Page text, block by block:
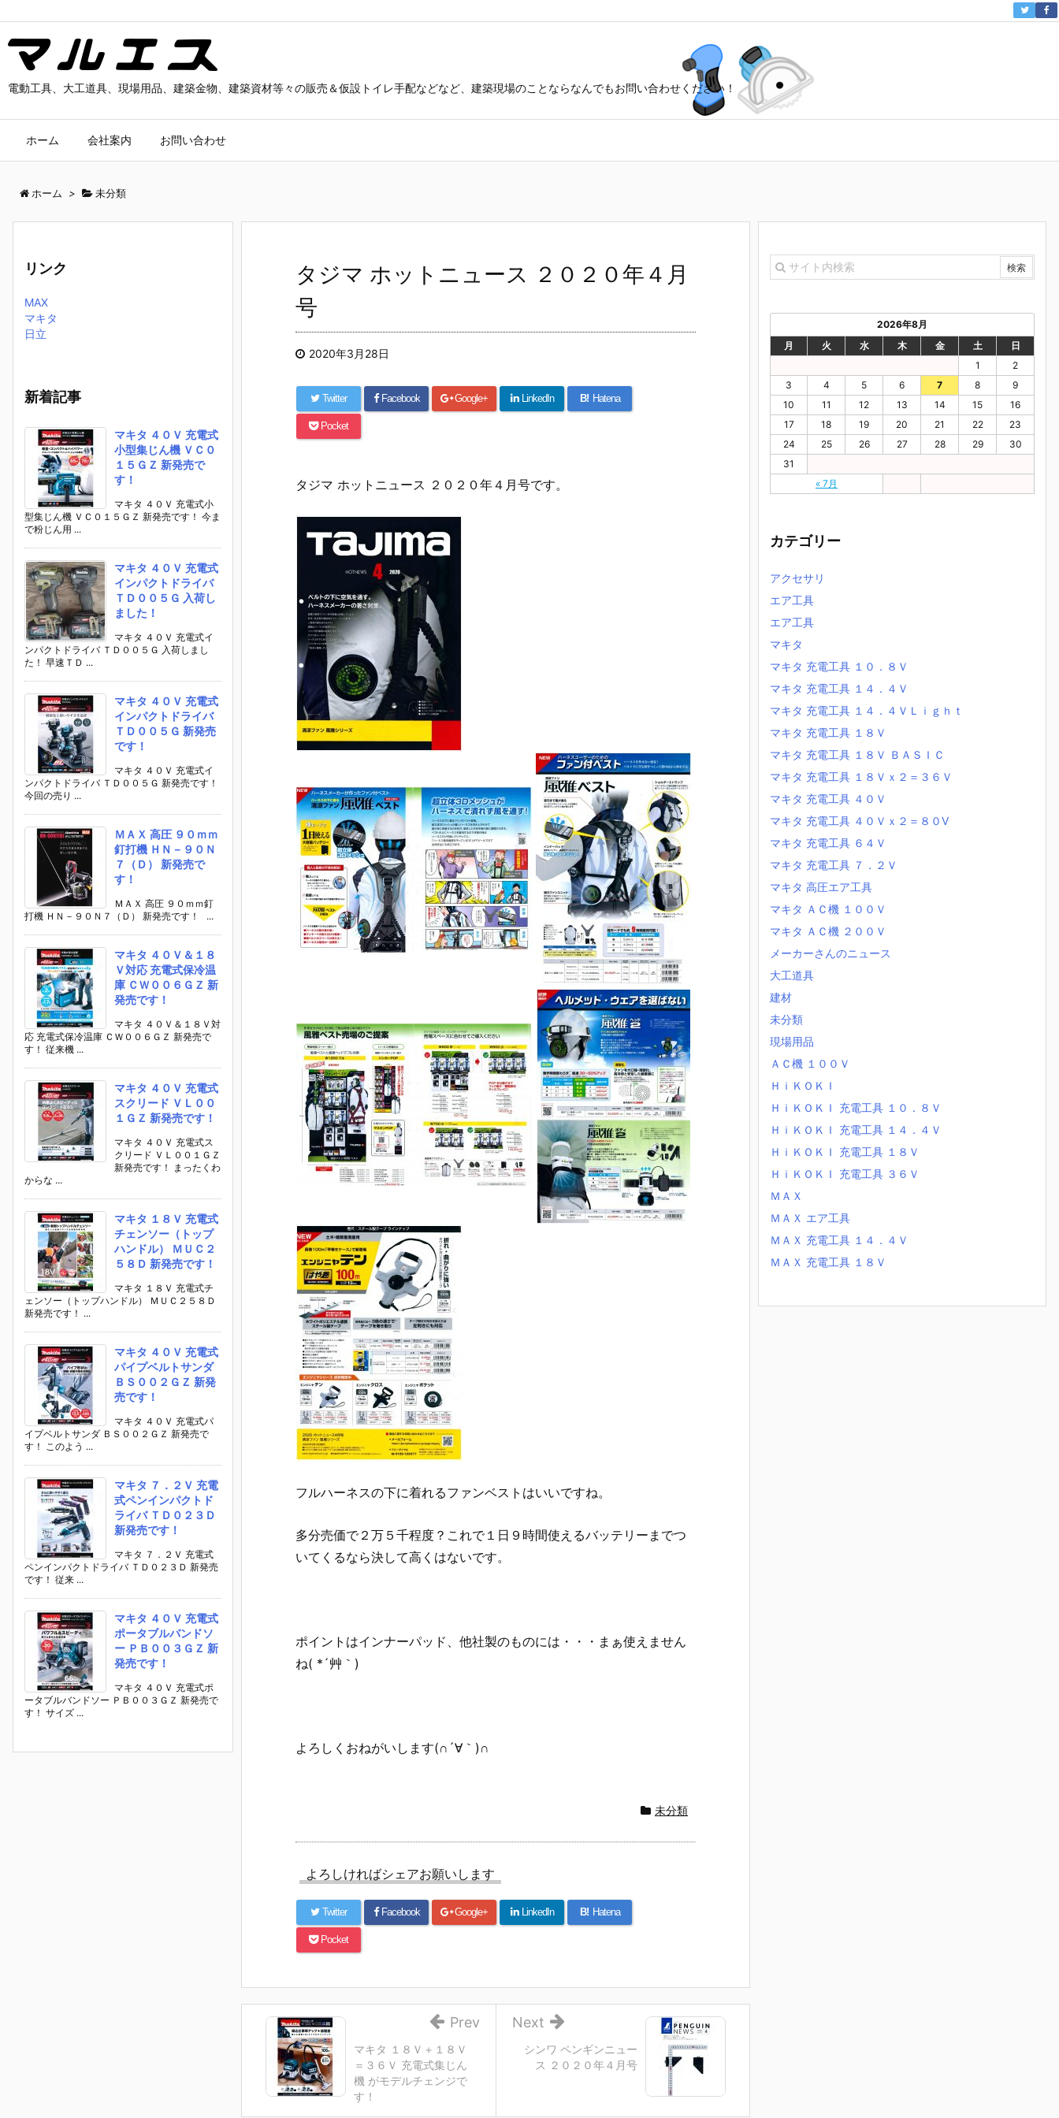
電動工具、大工道具、現場用品、建築金物、建築資材等々の販売＆仮設トイレ手配などなど、建築現場のことならなんでもお問い合わせください！
ホーム 会社案内 お問い合わせ
ホーム > 未分類
タジマ ホットニュース ２０２０年４月
号
2020年3月28日
Twitter Facebook Google+ LinkedIn B! Hatena
Pocket
タジマ ホットニュース ２０２０年４月号です。
フルハーネスの下に着れるファンベストはいいですね。
多分売価で２万５千程度？これで１日９時間使えるバッテリーまでつ
いてくるなら決して高くはないです。
ポイントはインナーパッド、他社製のものには・・・まぁ使えません
ね( *´艸｀)
よろしくおねがいします(∩´∀｀)∩
未分類
よろしければシェアお願いします
Twitter Facebook Google+ LinkedIn B! Hatena
Pocket
シンワ ペンギンニュー
ス ２０２０年４月号
Next
マキタ １８Ｖ＋１８Ｖ
＝３６Ｖ 充電式集じん
機 がモデルチェンジで
す！
Prev
リンク
MAX
マキタ
日立
新着記事
マキタ ４０Ｖ 充電式
小型集じん機 ＶＣ０
１５ＧＺ 新発売で
す！
マキタ ４０Ｖ 充電式小
型集じん機 ＶＣ０１５ＧＺ 新発売です！ 今ま
で粉じん用 ...
マキタ ４０Ｖ 充電式
インパクトドライバ
ＴＤ００５Ｇ 入荷し
ました！
マキタ ４０Ｖ 充電式イ
ンパクトドライバ ＴＤ００５Ｇ 入荷しまし
た！ 早速ＴＤ ...
マキタ ４０Ｖ 充電式
インパクトドライバ
ＴＤ００５Ｇ 新発売
です！
マキタ ４０Ｖ 充電式イ
ンパクトドライバ ＴＤ００５Ｇ 新発売です！
今回の売り ...
ＭＡＸ 高圧 ９０ｍｍ
釘打機 ＨＮ－９０Ｎ
７（Ｄ） 新発売で
す！
ＭＡＸ 高圧 ９０ｍｍ釘
打機 ＨＮ－９０Ｎ７（Ｄ） 新発売です！ ...
マキタ ４０Ｖ＆１８
Ｖ対応 充電式保冷温
庫 ＣＷ００６ＧＺ 新
発売です！
マキタ ４０Ｖ＆１８Ｖ対
応 充電式保冷温庫 ＣＷ００６ＧＺ 新発売で
す！ 従来機 ...
マキタ ４０Ｖ 充電式
スクリード ＶＬ００
１ＧＺ 新発売です！
マキタ ４０Ｖ 充電式ス
クリード ＶＬ００１ＧＺ
新発売です！ まったくわ
からな ...
マキタ １８Ｖ 充電式
チェンソー（トップ
ハンドル） ＭＵＣ２
５８Ｄ 新発売です！
マキタ １８Ｖ 充電式チ
ェンソー（トップハンドル） ＭＵＣ２５８Ｄ
新発売です！ ...
マキタ ４０Ｖ 充電式
パイプベルトサンダ
ＢＳ００２ＧＺ 新発
売です！
マキタ ４０Ｖ 充電式パ
イプベルトサンダ ＢＳ００２ＧＺ 新発売で
す！ このよう ...
マキタ ７．２Ｖ 充電
式ペンインパクトド
ライバ ＴＤ０２３Ｄ
新発売です！
マキタ ７．２Ｖ 充電式
ペンインパクトドライバ ＴＤ０２３Ｄ 新発売
です！ 従来 ...
マキタ ４０Ｖ 充電式
ポータブルバンドソ
ー ＰＢ００３ＧＺ 新
発売です！
マキタ ４０Ｖ 充電式ポ
ータブルバンドソー ＰＢ００３ＧＺ 新発売で
す！ サイズ ...
2026年8月
月
火 水 木 金 土 日
« 7月
1
2
3
4 5 6 7 8
9
10
11 12 13 14 15
16
17
18 19 20 21 22
23
24
25 26 27 28 29
30
31
カテゴリー
アクセサリ
エア工具
エア工具
マキタ
マキタ 充電工具 １０．８Ｖ
マキタ 充電工具 １４．４Ｖ
マキタ 充電工具 １４．４ＶＬｉｇｈｔ
マキタ 充電工具 １８Ｖ
マキタ 充電工具 １８Ｖ ＢＡＳＩＣ
マキタ 充電工具 １８Ｖｘ２＝３６Ｖ
マキタ 充電工具 ４０Ｖ
マキタ 充電工具 ４０Ｖｘ２＝８０V
マキタ 充電工具 ６４Ｖ
マキタ 充電工具 ７．２Ｖ
マキタ 高圧エア工具
マキタ ＡＣ機 １００Ｖ
マキタ ＡＣ機 ２００Ｖ
メーカーさんのニュース
大工道具
建材
未分類
現場用品
ＡＣ機 １００Ｖ
ＨｉＫＯＫＩ
ＨｉＫＯＫＩ 充電工具 １０．８Ｖ
ＨｉＫＯＫＩ 充電工具 １４．４Ｖ
ＨｉＫＯＫＩ 充電工具 １８Ｖ
ＨｉＫＯＫＩ 充電工具 ３６Ｖ
ＭＡＸ
ＭＡＸ エア工具
ＭＡＸ 充電工具 １４．４Ｖ
ＭＡＸ 充電工具 １８Ｖ